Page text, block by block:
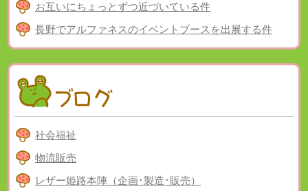
お互いにちょっとずつ近づいている件
長野でアルファネスのイベントブースを出展する件
社会福祉
物流販売
レザー姫路本陣（企画･製造･販売）